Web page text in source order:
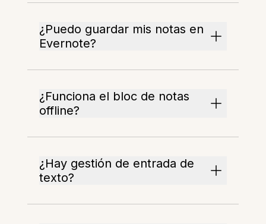
¿Puedo guardar mis notas en
Evernote?
¿Funciona el bloc de notas
offline?
¿Hay gestión de entrada de
texto?